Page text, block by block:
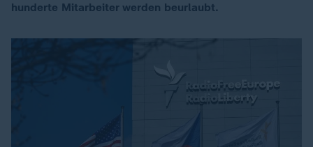
hunderte Mitarbeiter werden beurlaubt.